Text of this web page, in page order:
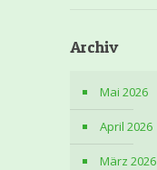
Archiv
Mai 2026
April 2026
März 2026